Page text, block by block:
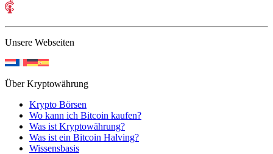
Unsere Webseiten
Über Kryptowährung
Krypto Börsen
Wo kann ich Bitcoin kaufen?
Was ist Kryptowährung?
Was ist ein Bitcoin Halving?
Wissensbasis